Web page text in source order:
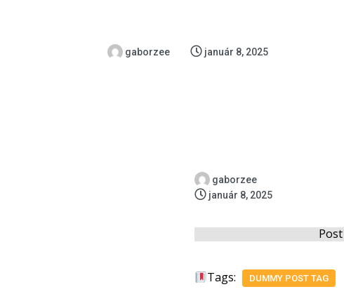
gaborzee január 8, 2025
gaborzee
január 8, 2025
Tags: DUMMY POST TAG